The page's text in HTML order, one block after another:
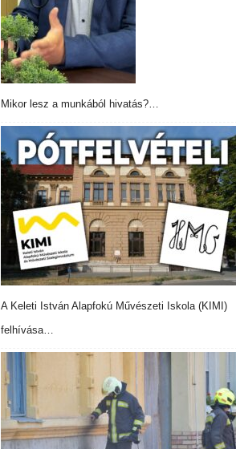
Mikor lesz a munkából hivatás?…
A Keleti István Alapfokú Művészeti Iskola (KIMI)
felhívása…